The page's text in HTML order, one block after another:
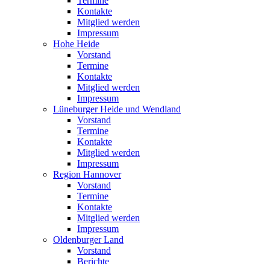
Kontakte
Mitglied werden
Impressum
Hohe Heide
Vorstand
Termine
Kontakte
Mitglied werden
Impressum
Lüneburger Heide und Wendland
Vorstand
Termine
Kontakte
Mitglied werden
Impressum
Region Hannover
Vorstand
Termine
Kontakte
Mitglied werden
Impressum
Oldenburger Land
Vorstand
Berichte